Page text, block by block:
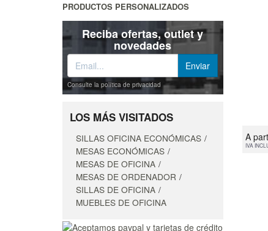
PRODUCTOS PERSONALIZADOS
Reciba ofertas, outlet y
novedades
Consulte la política de privacidad
LOS MÁS VISITADOS
SILLAS OFICINA ECONÓMICAS
MESAS ECONÓMICAS
MESAS DE OFICINA
MESAS DE ORDENADOR
SILLAS DE OFICINA
MUEBLES DE OFICINA
A
IVA